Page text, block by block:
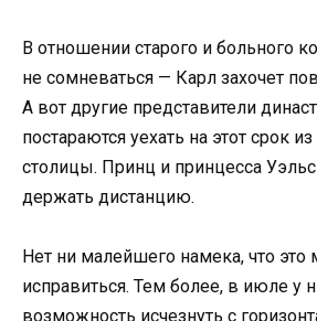
В отношении старого и больного
не сомневаться — Карл захочет
А вот другие представители
постараются уехать на этот срок
столицы. Принц и принцесса
держать дистанцию.
Нет ни малейшего намека, что это
исправиться. Тем более, в июле у
возможность исчезнуть с